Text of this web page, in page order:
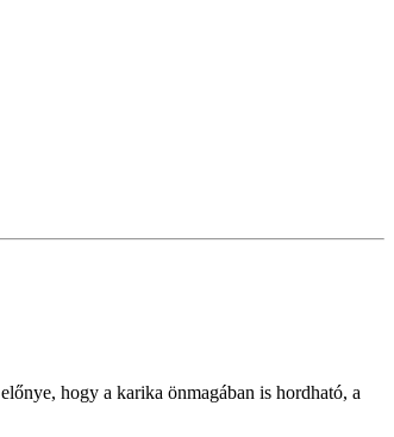
előnye, hogy a karika önmagában is hordható, a